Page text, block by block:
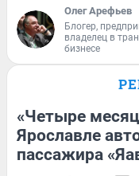
Олег Арефьев
Блогер,
владелец в
бизнесе
«Четыре
Ярославле
пассажира